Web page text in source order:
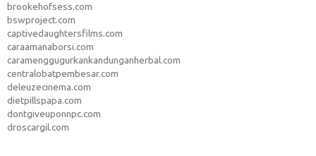
brookehofsess.com
bswproject.com
captivedaughtersfilms.com
caraamanaborsi.com
caramenggugurkankandunganherbal.com
centralobatpembesar.com
deleuzecinema.com
dietpillspapa.com
dontgiveuponnpc.com
droscargil.com